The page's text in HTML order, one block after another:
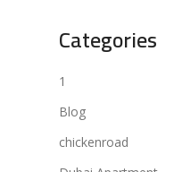
Categories
1
Blog
chickenroad